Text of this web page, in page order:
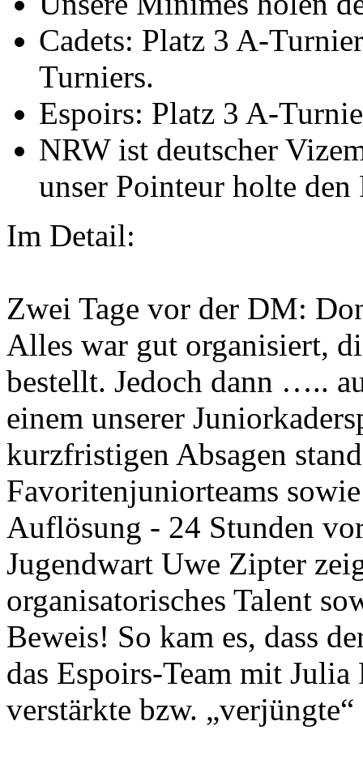
Cadets: Platz 3 A-
Turniers.
Espoirs: Platz 3 A-
NRW ist deutscher
unser Pointeur holte
Im Detail:
Zwei Tage vor der DM:
Alles war gut organisiert,
bestellt. Jedoch dann …..
einem unserer
kurzfristigen Absagen
Favoritenjuniorteams
Auflösung - 24 Stunden
Jugendwart Uwe Zipter
organisatorisches Talent
Beweis! So kam es, dass
das Espoirs-Team mit
verstärkte bzw.